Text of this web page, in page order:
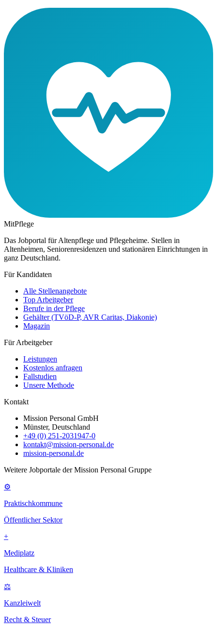
MitPflege
Das Jobportal für Altenpflege und Pflegeheime. Stellen in
Altenheimen, Seniorenresidenzen und stationären Einrichtungen in
ganz Deutschland.
Für Kandidaten
Alle Stellenangebote
Top Arbeitgeber
Berufe in der Pflege
Gehälter (TVöD-P, AVR Caritas, Diakonie)
Magazin
Für Arbeitgeber
Leistungen
Kostenlos anfragen
Fallstudien
Unsere Methode
Kontakt
Mission Personal GmbH
Münster, Deutschland
+49 (0) 251-2031947-0
kontakt@mission-personal.de
mission-personal.de
Weitere Jobportale der Mission Personal Gruppe
⚙
Praktischkommune
Öffentlicher Sektor
+
Mediplatz
Healthcare & Kliniken
⚖
Kanzleiwelt
Recht & Steuer